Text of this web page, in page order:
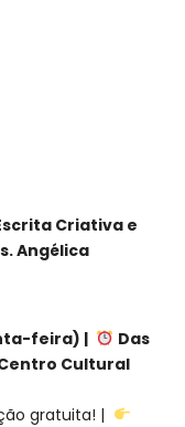
Criativa e
Angélica
feira) |
Das
Cultural
gratuita! |